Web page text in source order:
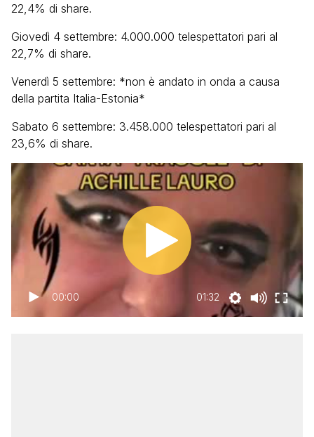
22,4% di share.
Giovedì 4 settembre: 4.000.000 telespettatori pari al
22,7% di share.
Venerdì 5 settembre: *non è andato in onda a causa
della partita Italia-Estonia*
Sabato 6 settembre: 3.458.000 telespettatori pari al
23,6% di share.
00:00 01:32